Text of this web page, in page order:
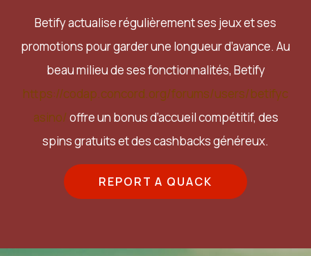
Betify actualise régulièrement ses jeux et ses
promotions pour garder une longueur d’avance. Au
beau milieu de ses fonctionnalités, Betify
https://codap.concord.org/forums/users/betifyc
asino/ offre un bonus d’accueil compétitif, des
spins gratuits et des cashbacks généreux.
REPORT A QUACK